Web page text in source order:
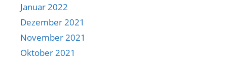
Januar 2022
Dezember 2021
November 2021
Oktober 2021